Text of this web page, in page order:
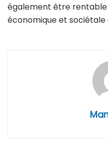
également être
économique et sociétale